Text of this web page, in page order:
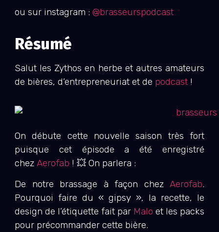
ou sur instagram : @brasseurspodcast
Résumé
Salut les Zythos en herbe et autres amateurs
de bières, d’entrepreneuriat et de podcast !
On débute cette nouvelle saison très fort
puisque cet épisode a été enregistré
chez Aerofab ! 💥 On parlera :
De notre brassage à façon chez Aerofab.
Pourquoi faire du « gipsy », la recette, le
design de l’étiquette fait par Malo et les packs
pour précommander cette bière.